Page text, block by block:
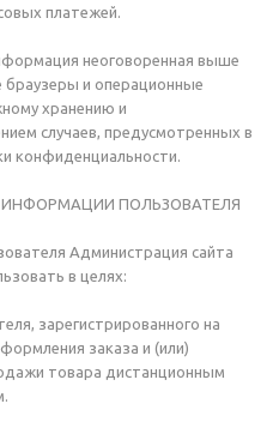
платежей.
неоговоренная выше
браузеры и операционные
хранению и
случаев, предусмотренных в
конфиденциальности.
ИНФОРМАЦИИ ПОЛЬЗОВАТЕЛЯ
Администрация сайта
в целях:
зарегистрированного на
заказа и (или)
товара дистанционным